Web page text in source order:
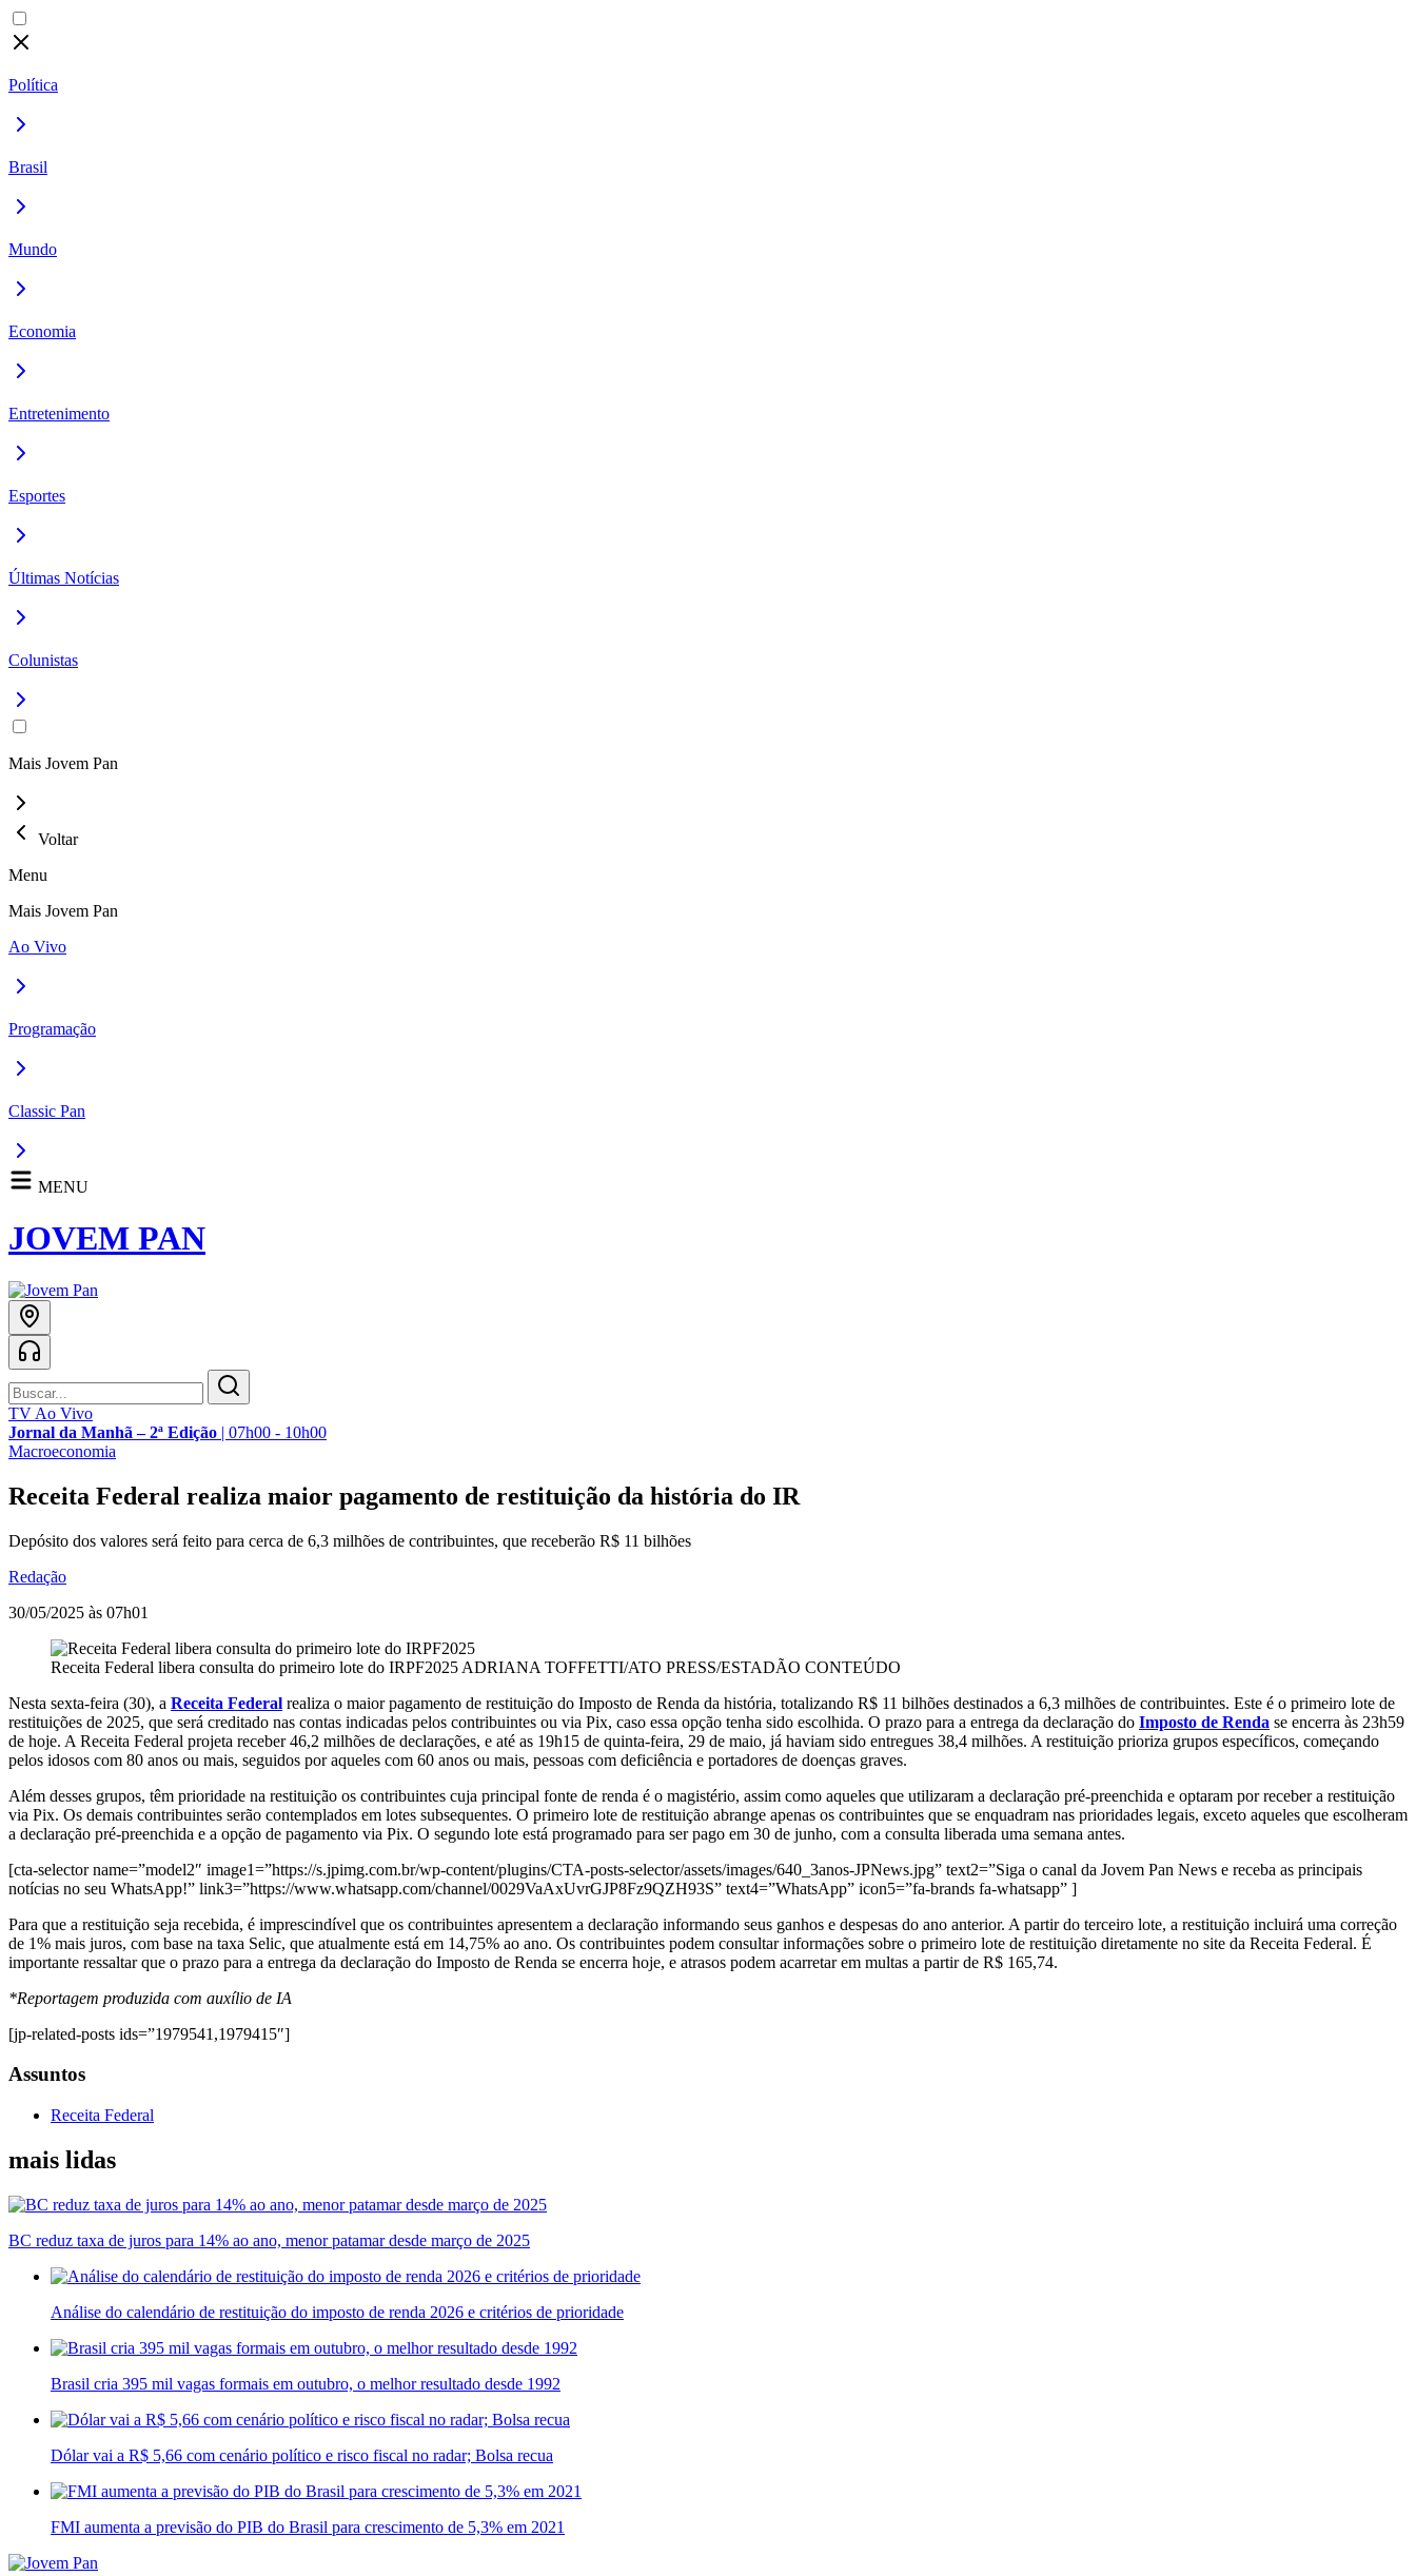
Política
Brasil
Mundo
Economia
Entretenimento
Esportes
Últimas Notícias
Colunistas
Mais Jovem Pan
Voltar
Menu
Mais Jovem Pan
Ao Vivo
Programação
Classic Pan
MENU
JOVEM PAN
TV Ao Vivo
Jornal da Manhã – 2ª Edição | 07h00 - 10h00
Macroeconomia
Receita Federal realiza maior pagamento de restituição da história do IR
Depósito dos valores será feito para cerca de 6,3 milhões de contribuintes, que receberão R$ 11 bilhões
Redação
30/05/2025 às 07h01
Receita Federal libera consulta do primeiro lote do IRPF2025 ADRIANA TOFFETTI/ATO PRESS/ESTADÃO CONTEÚDO
Nesta sexta-feira (30), a Receita Federal realiza o maior pagamento de restituição do Imposto de Renda da história, totalizando R$ 11 bilhões destinados a 6,3 milhões de contribuintes. Este é o primeiro lote de
restituições de 2025, que será creditado nas contas indicadas pelos contribuintes ou via Pix, caso essa opção tenha sido escolhida. O prazo para a entrega da declaração do Imposto de Renda se encerra às 23h59
de hoje. A Receita Federal projeta receber 46,2 milhões de declarações, e até as 19h15 de quinta-feira, 29 de maio, já haviam sido entregues 38,4 milhões. A restituição prioriza grupos específicos, começando
pelos idosos com 80 anos ou mais, seguidos por aqueles com 60 anos ou mais, pessoas com deficiência e portadores de doenças graves.
Além desses grupos, têm prioridade na restituição os contribuintes cuja principal fonte de renda é o magistério, assim como aqueles que utilizaram a declaração pré-preenchida e optaram por receber a restituição
via Pix. Os demais contribuintes serão contemplados em lotes subsequentes. O primeiro lote de restituição abrange apenas os contribuintes que se enquadram nas prioridades legais, exceto aqueles que escolheram
a declaração pré-preenchida e a opção de pagamento via Pix. O segundo lote está programado para ser pago em 30 de junho, com a consulta liberada uma semana antes.
[cta-selector name=”model2″ image1=”https://s.jpimg.com.br/wp-content/plugins/CTA-posts-selector/assets/images/640_3anos-JPNews.jpg” text2=”Siga o canal da Jovem Pan News e receba as principais
notícias no seu WhatsApp!” link3=”https://www.whatsapp.com/channel/0029VaAxUvrGJP8Fz9QZH93S” text4=”WhatsApp” icon5=”fa-brands fa-whatsapp” ]
Para que a restituição seja recebida, é imprescindível que os contribuintes apresentem a declaração informando seus ganhos e despesas do ano anterior. A partir do terceiro lote, a restituição incluirá uma correção
de 1% mais juros, com base na taxa Selic, que atualmente está em 14,75% ao ano. Os contribuintes podem consultar informações sobre o primeiro lote de restituição diretamente no site da Receita Federal. É
importante ressaltar que o prazo para a entrega da declaração do Imposto de Renda se encerra hoje, e atrasos podem acarretar em multas a partir de R$ 165,74.
*Reportagem produzida com auxílio de IA
[jp-related-posts ids=”1979541,1979415″]
Assuntos
Receita Federal
mais lidas
BC reduz taxa de juros para 14% ao ano, menor patamar desde março de 2025
Análise do calendário de restituição do imposto de renda 2026 e critérios de prioridade
Brasil cria 395 mil vagas formais em outubro, o melhor resultado desde 1992
Dólar vai a R$ 5,66 com cenário político e risco fiscal no radar; Bolsa recua
FMI aumenta a previsão do PIB do Brasil para crescimento de 5,3% em 2021